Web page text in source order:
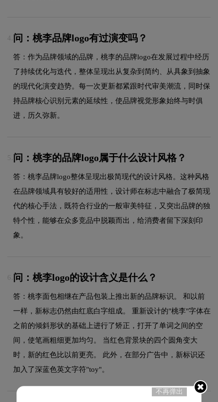
4. 问：桃李品牌logo有过演变吗？
答：作为品牌领域的品牌，桃李的品牌logo在发展过程中经历
了持续优化与迭代，整体呈现出从复杂到简约、从具象到抽象
的现代化演变趋势。每一次更新都紧跟时代审美潮流，同时保
持品牌核心识别元素的延续性，使品牌视觉形象始终与时俱
进，历久弥新。
5. 问：桃李的品牌logo属于什么设计风格？
答：桃李品牌logo整体呈现出极简现代的设计风格。这种风格
在品牌领域具有较好的适用性，设计师在标志中融合了极简现
代的核心手法，既符合行业的一般审美特征，又突出品牌的独
特个性，能够在众多竞品中脱颖而出，给消费者留下深刻印
象。
6. 问：桃李logo的设计含义是什么？
答：桃李面包相继在产品包装上推出新的品牌标识。 和以前
一样，新标志仍然由红底白字组成。 重新设计的"桃李"字体在
之前的倾斜形状的基础上进行了矫正，打开了单词之间的空
间，使笔画粗细更加均匀。 当红色背景块的四个圆角变大
时，新的红色比以前更亮。 此外，在部分广告中，新标识还
加入了深蓝色英文字符"toy"。
不再弹出